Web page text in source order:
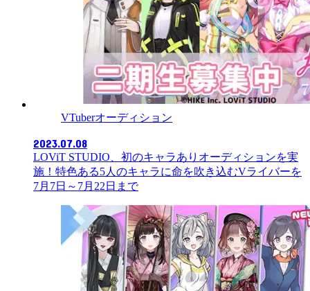
VTuberオーディション
2023.07.08
LOViT STUDIO、初のキャラありオーディションを実
施！特色ある5人のキャラに命を吹き込むVライバーを
7月7日～7月22日まで